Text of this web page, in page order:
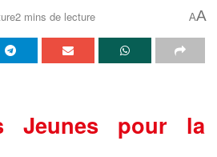
mins de lecture AA
Jeunes pour la